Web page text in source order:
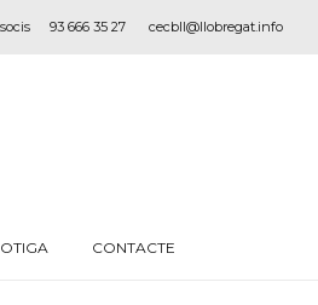
93 666 35 27 cecbll@llobregat.info
CONTACTE